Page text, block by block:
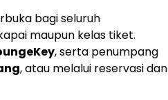
bagi seluruh
maupun kelas tiket.
, serta penumpang
, atau melalui reservasi dan